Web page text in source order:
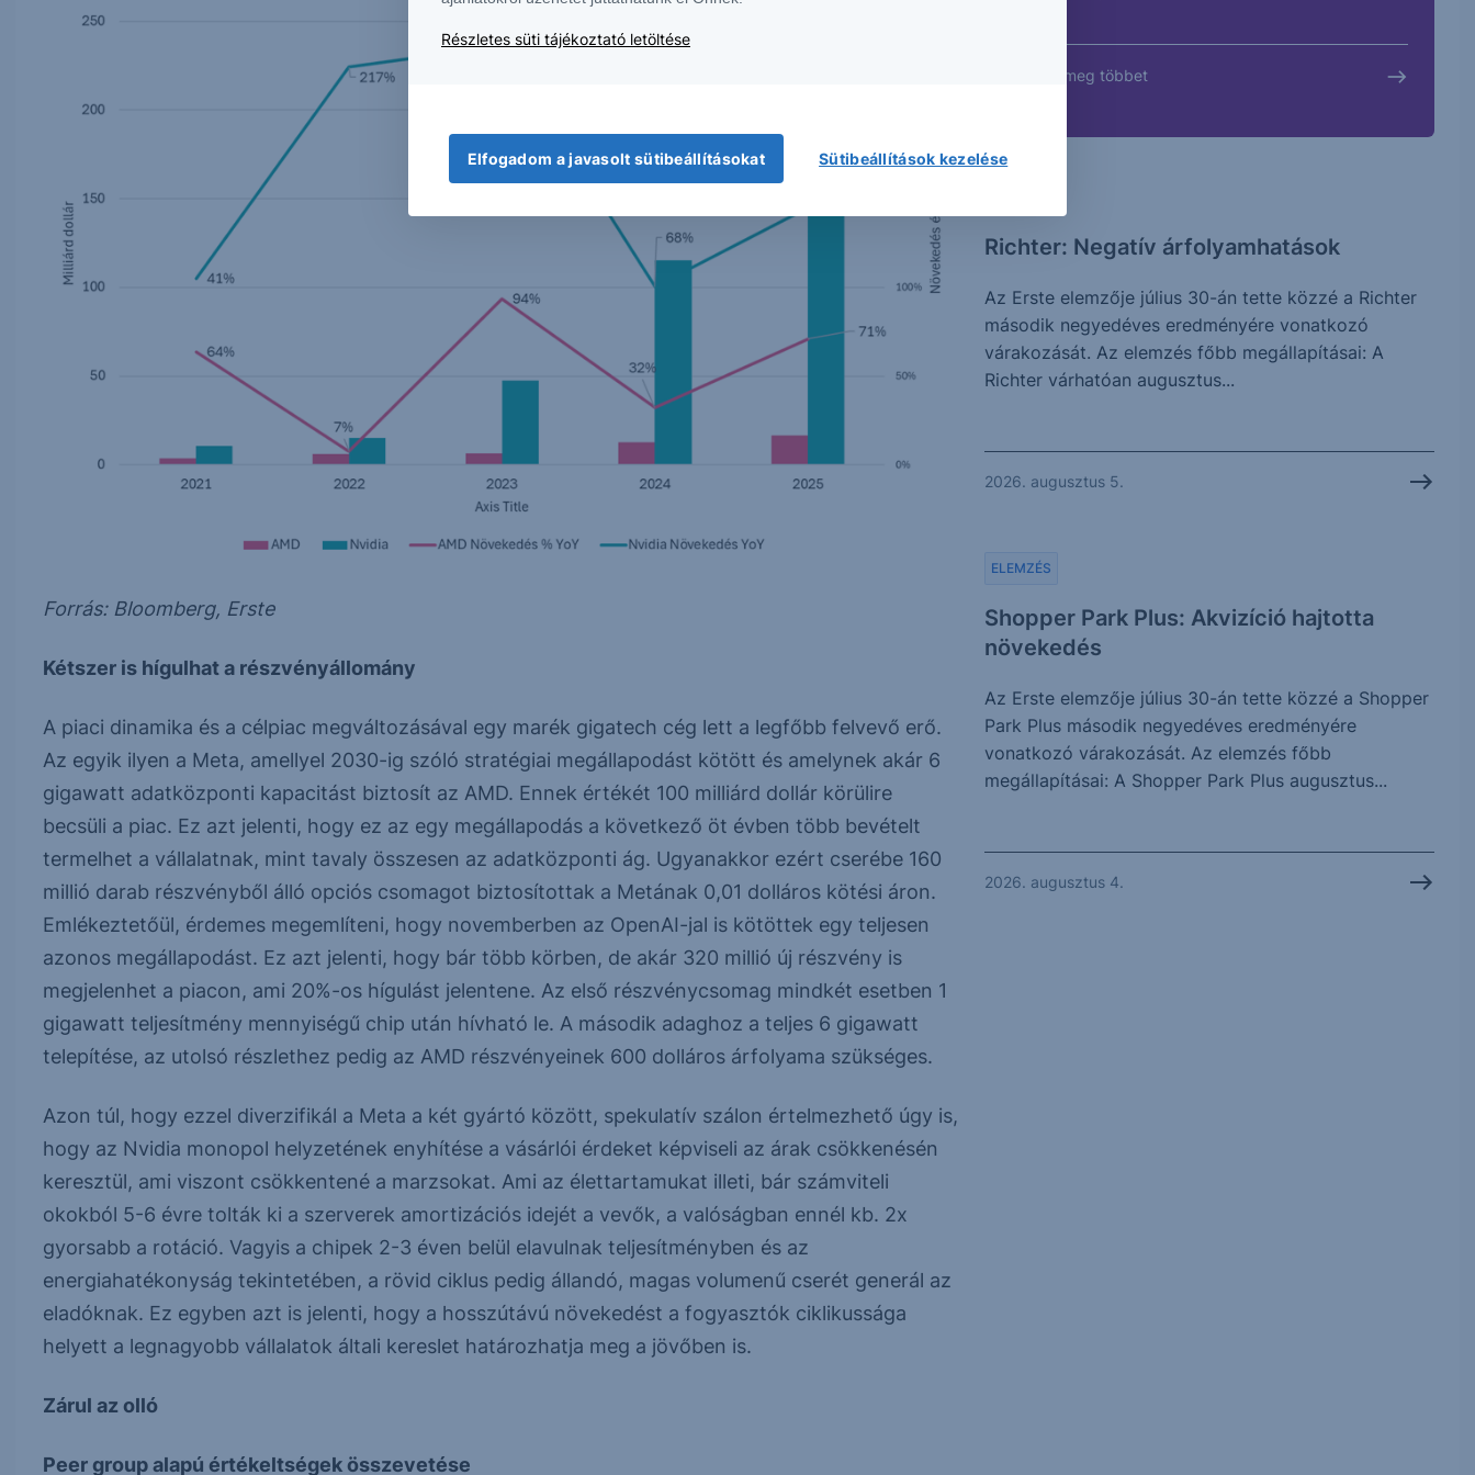
Forrás: Bloomberg, Erste
Kétszer is hígulhat a részvényállomány
A piaci dinamika és a célpiac megváltozásával egy marék gigatech cég lett a legfőbb felvevő erő.
Az egyik ilyen a Meta, amellyel 2030-ig szóló stratégiai megállapodást kötött és amelynek akár 6
gigawatt adatközponti kapacitást biztosít az AMD. Ennek értékét 100 milliárd dollár körülire
becsüli a piac. Ez azt jelenti, hogy ez az egy megállapodás a következő öt évben több bevételt
termelhet a vállalatnak, mint tavaly összesen az adatközponti ág. Ugyanakkor ezért cserébe 160
millió darab részvényből álló opciós csomagot biztosítottak a Metának 0,01 dolláros kötési áron.
Emlékeztetőül, érdemes megemlíteni, hogy novemberben az OpenAI-jal is kötöttek egy teljesen
azonos megállapodást. Ez azt jelenti, hogy bár több körben, de akár 320 millió új részvény is
megjelenhet a piacon, ami 20%-os hígulást jelentene. Az első részvénycsomag mindkét esetben 1
gigawatt teljesítmény mennyiségű chip után hívható le. A második adaghoz a teljes 6 gigawatt
telepítése, az utolsó részlethez pedig az AMD részvényeinek 600 dolláros árfolyama szükséges.
Azon túl, hogy ezzel diverzifikál a Meta a két gyártó között, spekulatív szálon értelmezhető úgy is,
hogy az Nvidia monopol helyzetének enyhítése a vásárlói érdeket képviseli az árak csökkenésén
keresztül, ami viszont csökkentené a marzsokat. Ami az élettartamukat illeti, bár számviteli
okokból 5-6 évre tolták ki a szerverek amortizációs idejét a vevők, a valóságban ennél kb. 2x
gyorsabb a rotáció. Vagyis a chipek 2-3 éven belül elavulnak teljesítményben és az
energiahatékonyság tekintetében, a rövid ciklus pedig állandó, magas volumenű cserét generál az
eladóknak. Ez egyben azt is jelenti, hogy a hosszútávú növekedést a fogyasztók ciklikussága
helyett a legnagyobb vállalatok általi kereslet határozhatja meg a jövőben is.
Zárul az olló
Peer group alapú értékeltségek összevetése
Tudjon meg többet
Richter: Negatív árfolyamhatások
Az Erste elemzője július 30-án tette közzé a Richter
második negyedéves eredményére vonatkozó
várakozását. Az elemzés főbb megállapításai: A
Richter várhatóan augusztus...
2026. augusztus 5.
Shopper Park Plus: Akvizíció hajtotta
növekedés
ELEMZÉS
Az Erste elemzője július 30-án tette közzé a Shopper
Park Plus második negyedéves eredményére
vonatkozó várakozását. Az elemzés főbb
megállapításai: A Shopper Park Plus augusztus...
2026. augusztus 4.
Részletes süti tájékoztató letöltése
Elfogadom a javasolt sütibeállításokat Sütibeállítások kezelése